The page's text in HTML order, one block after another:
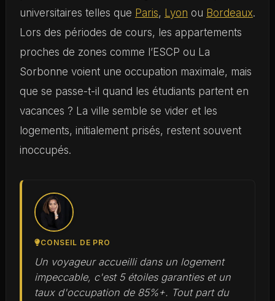
universitaires telles que Paris, Lyon ou Bordeaux.
Lors des périodes de cours, les appartements
proches de zones comme l’ESCP ou La
Sorbonne voient une occupation maximale, mais
que se passe-t-il quand les étudiants partent en
vacances ? La ville semble se vider et les
logements, initialement prisés, restent souvent
inoccupés.
CONSEIL DE PRO
Un voyageur accueilli dans un logement
impeccable, c'est 5 étoiles garanties et un
taux d'occupation de 85%+. Tout part du